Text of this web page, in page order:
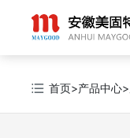
首页>产品中心>